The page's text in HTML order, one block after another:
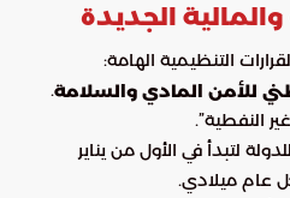
الجديدة
التنظيمية الهامة:
للأمن المادي والسلامة.
النفطية”.
لتبدأ في الأول من يناير